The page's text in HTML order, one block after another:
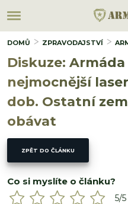
DOMŮ ZPRAVODAJSTVÍ
Diskuze:
nejmocnější
dob. Ostatní
obávat
ZPĚT DO ČLÁNKU
Co si myslíte o článku?
5/5